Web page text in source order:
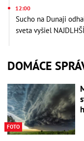
12:00
Sucho na Dunaji
sveta vyšiel
DOMÁCE
FOTO